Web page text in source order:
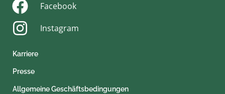
Facebook
Instagram
Karriere
Presse
Allgemeine Geschäftsbedingungen